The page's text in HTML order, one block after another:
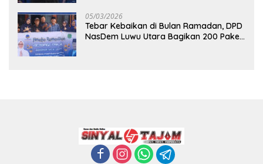
05/03/2026
Tebar Kebaikan di Bulan Ramadan, DPD
NasDem Luwu Utara Bagikan 200 Paket